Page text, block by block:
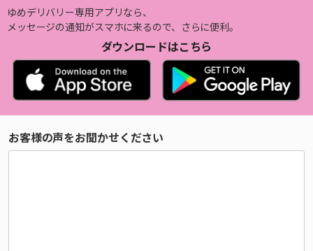
ゆめデリバリー専用アプリなら、
メッセージの通知がスマホに来るので、さらに便利。
ダウンロードはこちら
お客様の声をお聞かせください